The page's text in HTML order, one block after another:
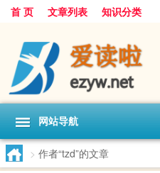
首 页 文章列表 知识分类
网站导航
> 作者“tzd”的文章